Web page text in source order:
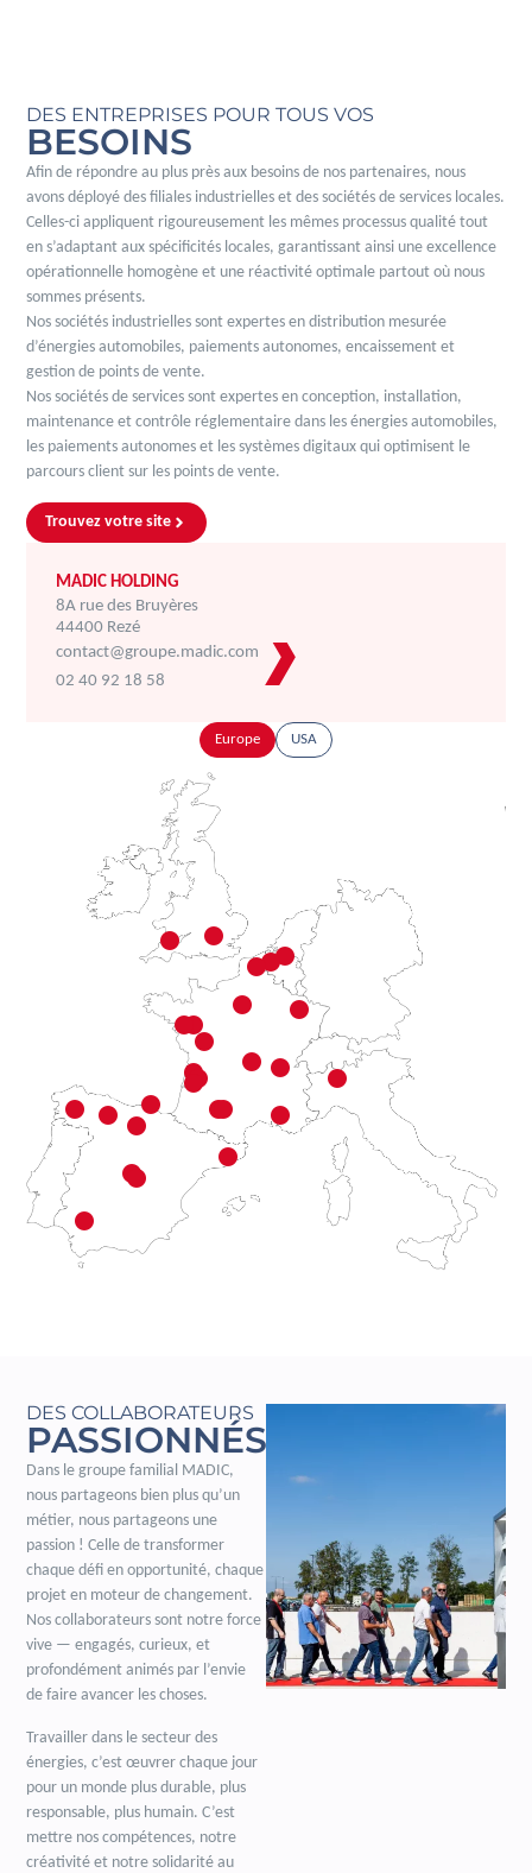
Europe USA
DES ENTREPRISES POUR TOUS VOS
BESOINS
Afin de répondre au plus près aux besoins de nos partenaires, nous
avons déployé des filiales industrielles et des sociétés de services locales.
Celles-ci appliquent rigoureusement les mêmes processus qualité tout
en s’adaptant aux spécificités locales, garantissant ainsi une excellence
opérationnelle homogène et une réactivité optimale partout où nous
sommes présents.
Nos sociétés industrielles sont expertes en distribution mesurée
d’énergies automobiles, paiements autonomes, encaissement et
gestion de points de vente.
Nos sociétés de services sont expertes en conception, installation,
maintenance et contrôle réglementaire dans les énergies automobiles,
les paiements autonomes et les systèmes digitaux qui optimisent le
parcours client sur les points de vente.
Trouvez votre site
MADIC HOLDING
8A rue des Bruyères
44400 Rezé
contact@groupe.madic.com
02 40 92 18 58
DES COLLABORATEURS
PASSIONNÉS
Dans le groupe familial MADIC,
nous partageons bien plus qu’un
métier, nous partageons une
passion ! Celle de transformer
chaque défi en opportunité, chaque
projet en moteur de changement.
Nos collaborateurs sont notre force
vive — engagés, curieux, et
profondément animés par l’envie
de faire avancer les choses.
Travailler dans le secteur des
énergies, c’est œuvrer chaque jour
pour un monde plus durable, plus
responsable, plus humain. C’est
mettre nos compétences, notre
créativité et notre solidarité au